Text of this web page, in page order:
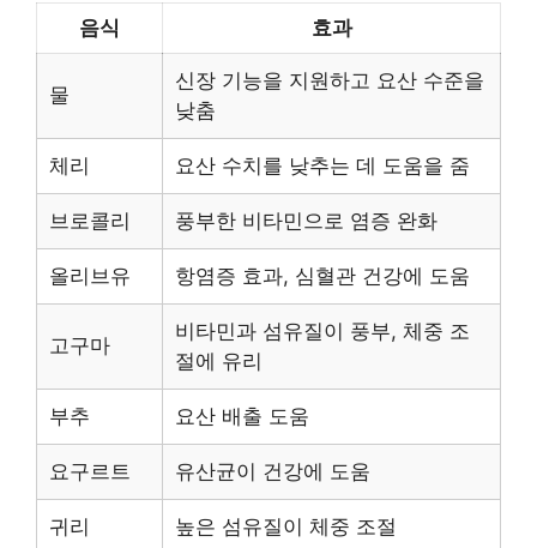
음식 효과
물
신장 기능을 지원하고 요산 수준을
낮춤
체리 요산 수치를 낮추는 데 도움을 줌
브로콜리 풍부한 비타민으로 염증 완화
올리브유 항염증 효과, 심혈관 건강에 도움
고구마
비타민과 섬유질이 풍부, 체중 조
절에 유리
부추 요산 배출 도움
요구르트 유산균이 건강에 도움
귀리 높은 섬유질이 체중 조절